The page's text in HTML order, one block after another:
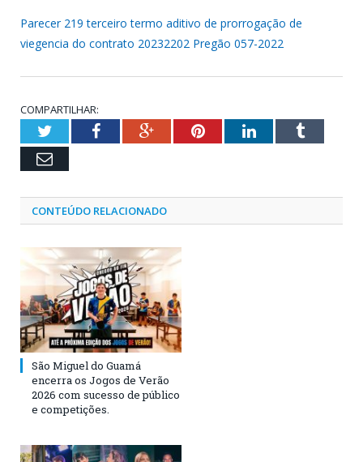
Parecer 219 terceiro termo aditivo de prorrogação de
viegencia do contrato 20232202 Pregão 057-2022
COMPARTILHAR:
TwitterFacebookGoogle+PinterestLinkedInTumblr
Email
CONTEÚDO RELACIONADO
São Miguel do Guamá
encerra os Jogos de Verão
2026 com sucesso de público
e competições.